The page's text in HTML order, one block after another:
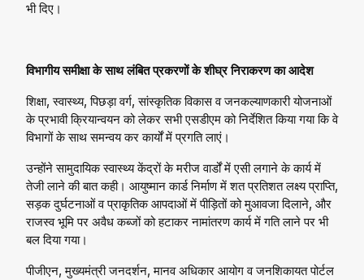
भी दिए।
विभागीय समीक्षा के साथ लंबित प्रकरणों के शीघ्र निराकरण का आदेश
शिक्षा, स्वास्थ्य, पिछड़ा वर्ग, सांस्कृतिक विकास व जनकल्याणकारी योजनाओं
के प्रभावी क्रियान्वयन को लेकर सभी एसडीएम को निर्देशित किया गया कि वे
विभागों के साथ समन्वय कर कार्यों में प्रगति लाएं।
उन्होंने सामुदायिक स्वास्थ्य केंद्रों के मरीज वार्डों में एसी लगाने के कार्य में
तेजी लाने की बात कही। आयुष्मान कार्ड निर्माण में शत प्रतिशत लक्ष्य प्राप्ति,
सड़क दुर्घटनाओं व प्राकृतिक आपदाओं में पीड़ितों को मुआवजा दिलाने, और
राजस्व भूमि पर अवैध कब्जों को हटाकर नामांतरण कार्य में गति लाने पर भी
बल दिया गया।
पीजीएन, मुख्यमंत्री जनदर्शन, मानव अधिकार आयोग व जनशिकायत पोर्टल